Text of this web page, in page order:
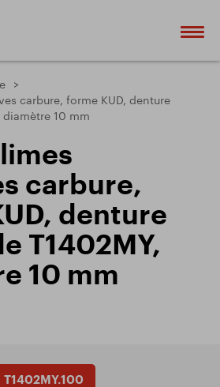
carbure, forme KUD, denture
diamètre 10 mm
carbure,
denture
T1402MY,
10 mm
T1402MY.100